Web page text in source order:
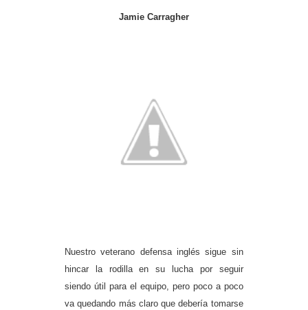
Jamie Carragher
Nuestro veterano defensa inglés sigue sin
hincar la rodilla en su lucha por seguir
siendo útil para el equipo, pero poco a poco
va quedando más claro que debería tomarse